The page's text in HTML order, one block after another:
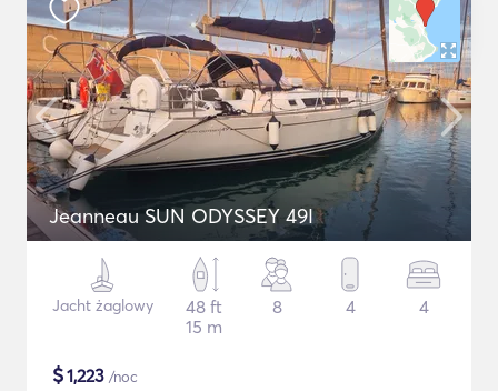
Jeanneau SUN ODYSSEY 49I
Jacht żaglowy
48 ft
15 m
8 4 4
$1,223 /noc